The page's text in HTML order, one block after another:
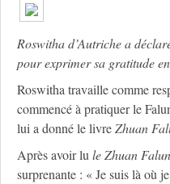
Roswitha d’Autriche a
pour exprimer sa gratitude
Roswitha travaille comme
commencé à pratiquer le
lui a donné le livreZhuan
Après avoir lu le Zhuan Falun
surprenante : « Je suis là où